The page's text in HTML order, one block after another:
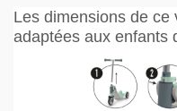
Les dimensions de ce
adaptées aux enfants